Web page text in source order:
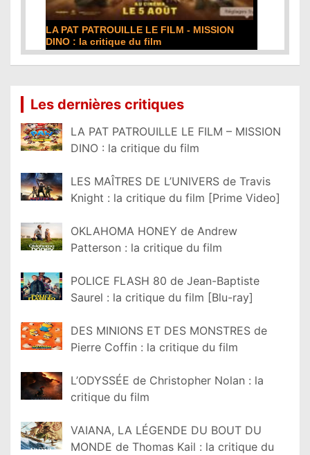
DE LA COMÉDIE-FRANÇAISE : la critique du
film
Les dernières critiques
LA PAT PATROUILLE LE FILM – MISSION
DINO : la critique du film
LES MAÎTRES DE L’UNIVERS de Travis
Knight : la critique du film [Prime Video]
OKLAHOMA HONEY de Andrew
Patterson : la critique du film
POLICE FLASH 80 de Jean-Baptiste
Saurel : la critique du film [Blu-ray]
DES MINIONS ET DES MONSTRES de
Pierre Coffin : la critique du film
L’ODYSSÉE de Christopher Nolan : la
critique du film
VAIANA, LA LÉGENDE DU BOUT DU
MONDE de Thomas Kail : la critique du